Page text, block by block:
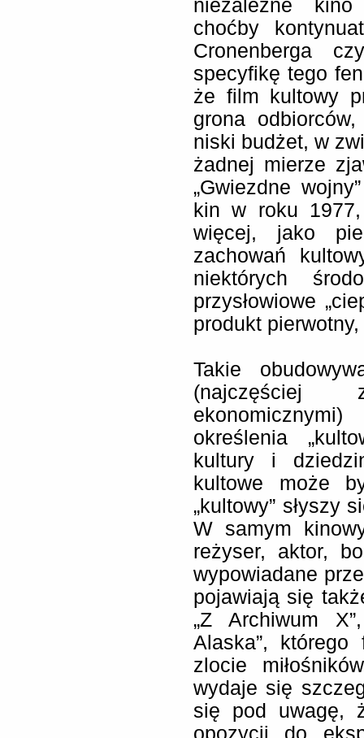
niezależne
choćby
Cronenberga
specyfikę tego
że film kultowy
grona
niski budżet, w
żadnej mierze
„Gwiezdne
kin w roku
więcej, jako
zachowań
niektórych
przysłowiowe
produkt
Takie
(najczęściej
określenia
kultury i
kultowe może
„kultowy” słyszy
W samym
reżyser, aktor,
wypowiadane
pojawiają się
„Z Archiwum
Alaska”,
zlocie
wydaje się
się pod uwagę,
opozycji do